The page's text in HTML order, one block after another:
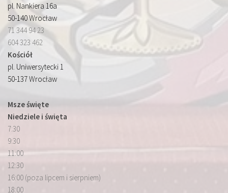
pl. Nankiera 16a
50-140 Wrocław
71 344 94 23
604 323 462
Kościół
pl. Uniwersytecki 1
50-137 Wrocław
Msze święte
Niedziele i święta
7:30
9:30
11:00
12:30
16:00 (poza lipcem i sierpniem)
18:00